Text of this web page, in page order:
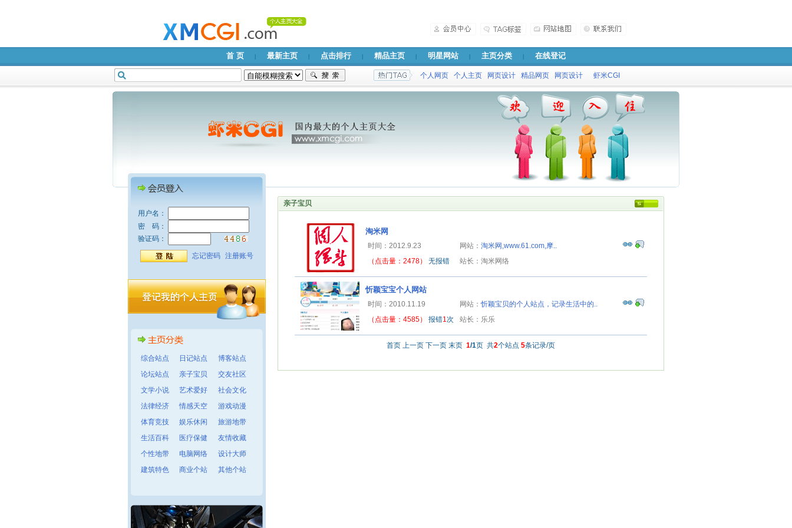
首 页 最新主页 点击排行 精品主页 明星网站 主页分类 在线登记
个人网页 个人主页 网页设计 精品网页 网页设计 虾米CGI
用户名：
密 码：
验证码：
忘记密码 注册账号
综合站点 日记站点
博客站点
论坛站点
亲子宝贝
交友社区
文学小说
艺术爱好
社会文化
法律经济
情感天空
游戏动漫
体育竞技
娱乐休闲
旅游地带
生活百科
医疗保健
友情收藏
个性地带
电脑网络
设计大师
建筑特色
商业个站 其他个站
亲子宝贝
淘米网
时间：2012.9.23 网站： 淘米网,www.61.com,摩..
（点击量：2478）
无报错 站长：淘米网络
忻颖宝宝个人网站
时间：2010.11.19 网站：忻颖宝贝的个人站点，记录生活中的..
（点击量：4585）
报错1次 站长：乐乐
首页 上一页 下一页 末页 1/1页 共2个站点 5条记录/页